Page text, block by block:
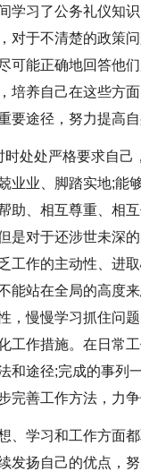
学习了公务礼仪知
对于不清楚的政策
可能正确地回答他
培养自己在这些方
要途径，努力提高自
处严格要求自己
业业、脚踏实地;能
助、相互尊重、相
是对于还涉世未深
工作的主动性、进
能站在全局的高度
，慢慢学习抓住问
工作措施。在日常
和途径;完成的事列
善工作方法，力
学习和工作方面都
发扬自己的优点，